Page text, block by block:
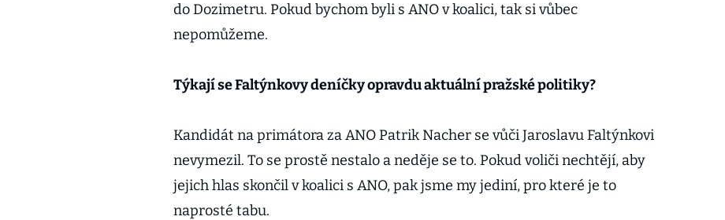
do Dozimetru. Pokud bychom byli s ANO v koalici, tak si vůbec
nepomůžeme.
Týkají se Faltýnkovy deníčky opravdu aktuální pražské politiky?
Kandidát na primátora za ANO Patrik Nacher se vůči Jaroslavu Faltýnkovi
nevymezil. To se prostě nestalo a neděje se to. Pokud voliči nechtějí, aby
jejich hlas skončil v koalici s ANO, pak jsme my jediní, pro které je to
naprosté tabu.